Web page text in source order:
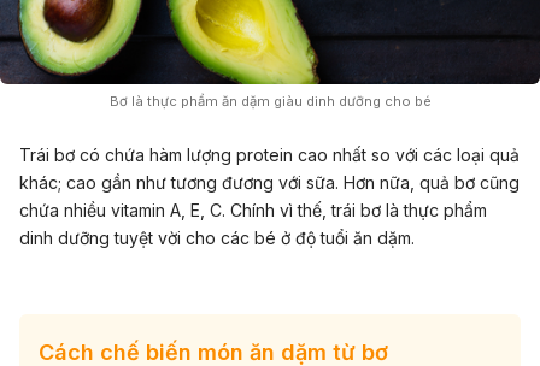
Bơ là thực phẩm ăn dặm giàu dinh dưỡng cho bé
Trái bơ có chứa hàm lượng protein cao nhất so với các loại quả
khác; cao gần như tương đương với sữa. Hơn nữa, quả bơ cũng
chứa nhiều vitamin A, E, C. Chính vì thế, trái bơ là thực phẩm
dinh dưỡng tuyệt vời cho các bé ở độ tuổi ăn dặm.
Cách chế biến món ăn dặm từ bơ